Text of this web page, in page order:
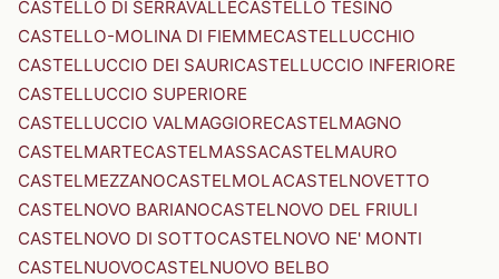
CASTELLO DI SERRAVALLECASTELLO TESINO
CASTELLO-MOLINA DI FIEMMECASTELLUCCHIO
CASTELLUCCIO DEI SAURICASTELLUCCIO INFERIORE
CASTELLUCCIO SUPERIORE
CASTELLUCCIO VALMAGGIORECASTELMAGNO
CASTELMARTECASTELMASSACASTELMAURO
CASTELMEZZANOCASTELMOLACASTELNOVETTO
CASTELNOVO BARIANOCASTELNOVO DEL FRIULI
CASTELNOVO DI SOTTOCASTELNOVO NE' MONTI
CASTELNUOVOCASTELNUOVO BELBO